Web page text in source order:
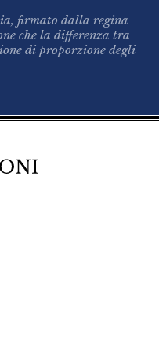
firmato dalla regina
che la differenza tra
di proporzione degli